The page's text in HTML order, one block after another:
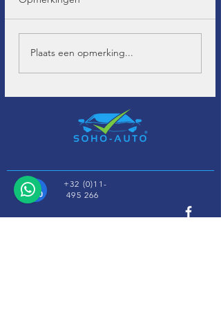
Plaats een opmerking...
+32 (0)11-
495 266